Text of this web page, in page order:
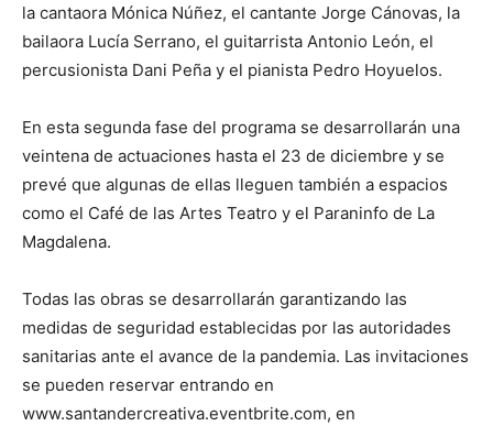
la cantaora Mónica Núñez, el cantante Jorge Cánovas, la
bailaora Lucía Serrano, el guitarrista Antonio León, el
percusionista Dani Peña y el pianista Pedro Hoyuelos.
En esta segunda fase del programa se desarrollarán una
veintena de actuaciones hasta el 23 de diciembre y se
prevé que algunas de ellas lleguen también a espacios
como el Café de las Artes Teatro y el Paraninfo de La
Magdalena.
Todas las obras se desarrollarán garantizando las
medidas de seguridad establecidas por las autoridades
sanitarias ante el avance de la pandemia. Las invitaciones
se pueden reservar entrando en
www.santandercreativa.eventbrite.com, en